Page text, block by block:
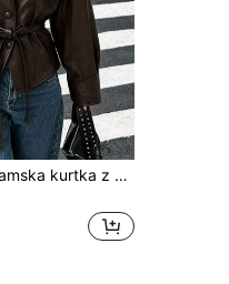
Seelio nowa damska kurtka z paskiem w stylu europejskim i amerykańskim na jesień/zimę